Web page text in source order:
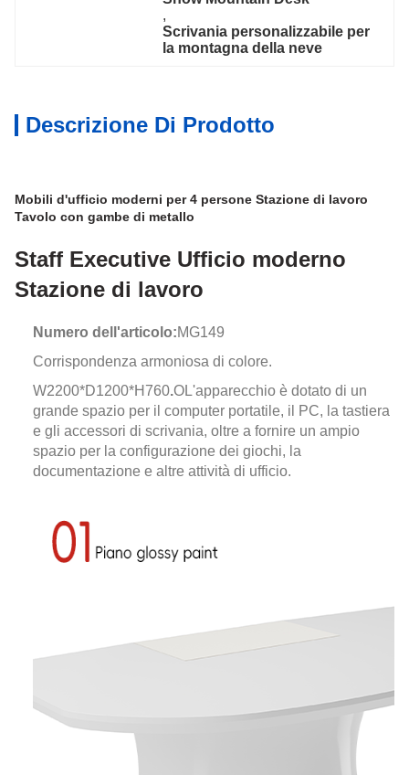
,
Scrivania personalizzabile per
la montagna della neve
Descrizione Di Prodotto
Mobili d'ufficio moderni per 4 persone Stazione di lavoro
Tavolo con gambe di metallo
Staff Executive Ufficio moderno
Stazione di lavoro
Numero dell'articolo:MG149
Corrispondenza armoniosa di colore.
W2200*D1200*H760.OL'apparecchio è dotato di un
grande spazio per il computer portatile, il PC, la tastiera
e gli accessori di scrivania, oltre a fornire un ampio
spazio per la configurazione dei giochi, la
documentazione e altre attività di ufficio.